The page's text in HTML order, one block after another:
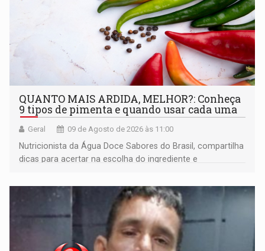
QUANTO MAIS ARDIDA, MELHOR?: Conheça
9 tipos de pimenta e quando usar cada uma
Geral 09 de Agosto de 2026 às 11:00
Nutricionista da Água Doce Sabores do Brasil, compartilha
dicas para acertar na escolha do ingrediente e